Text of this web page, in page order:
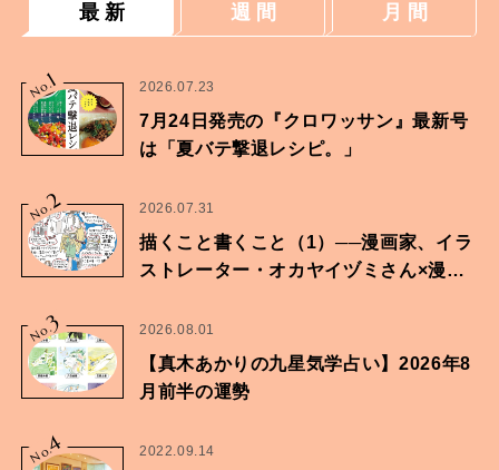
最 新 週 間 月 間
No.
1 2026.07.23
7月24日発売の『クロワッサン』最新号
は「夏バテ撃退レシピ。」
No.2 2026.07.31
描くこと書くこと（1）──漫画家、イラ
ストレーター・オカヤイヅミさん×漫画
No.
3 2026.08.01
【真木あかりの九星気学占い】2026年8
月前半の運勢
No.
4 2022.09.14